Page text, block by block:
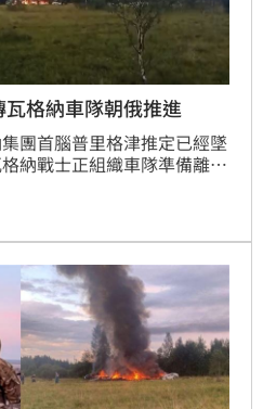
格納車隊朝俄推進
團首腦普里格津推定已經墜
納戰士正組織車隊準備離開